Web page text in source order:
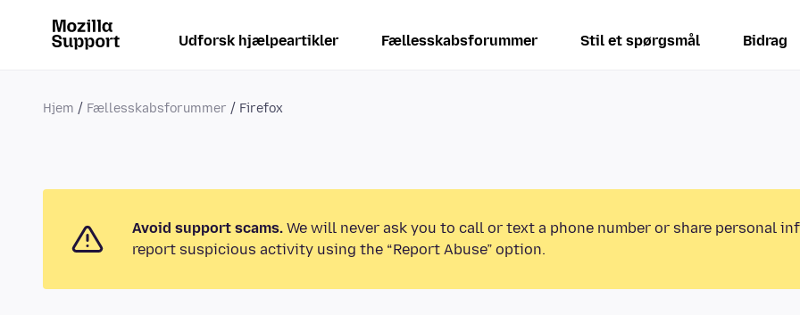
Udforsk hjælpeartikler Fællesskabsforummer Stil et spørgsmål Bidrag
Hjem Fællesskabsforummer Firefox
Avoid support scams. We will never ask you to call or text a phone number or share personal
report suspicious activity using the “Report Abuse” option.